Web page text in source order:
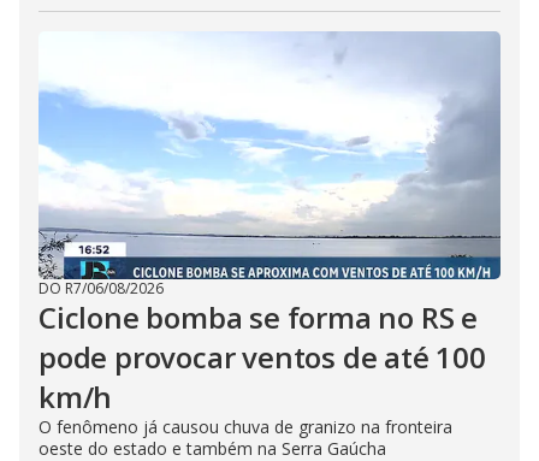
DO R7/06/08/2026
Ciclone bomba se forma no RS e
pode provocar ventos de até 100
km/h
O fenômeno já causou chuva de granizo na fronteira
oeste do estado e também na Serra Gaúcha